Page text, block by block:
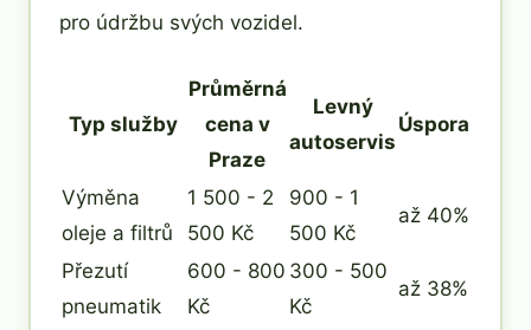
pro údržbu svých vozidel.
Typ služby
Průměrná
cena v
Praze
Levný
autoservis
Úspora
Výměna
oleje a filtrů
1 500 - 2
500 Kč
900 - 1
500 Kč
až 40%
Přezutí
pneumatik
600 - 800
Kč
300 - 500
Kč
až 38%